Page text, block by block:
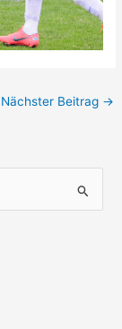
Nächster Beitrag →